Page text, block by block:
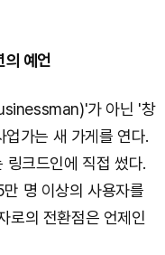
예언
가 아닌 '창
가는 새 가게를 연다.
링크드인에 직접 썼다.
명 이상의 사용자를
로의 전환점은 언제인